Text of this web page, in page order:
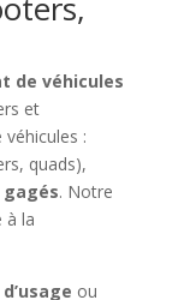
de véhicules
et
:
quads),
. Notre
à la
ou